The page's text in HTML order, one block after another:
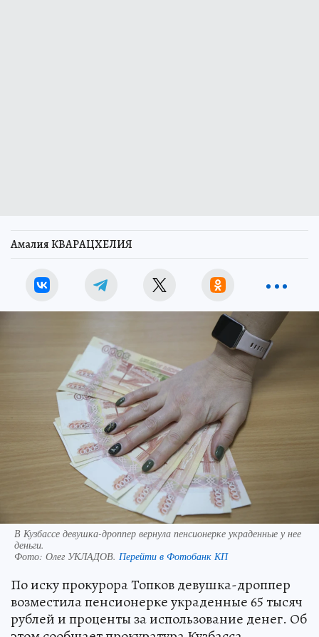
Амалия КВАРАЦХЕЛИЯ
В Кузбассе девушка-дроппер вернула пенсионерке украденные у нее
деньги.
Фото: Олег УКЛАДОВ. Перейти в Фотобанк КП
По иску прокурора Топков девушка-дроппер
возместила пенсионерке украденные 65 тысяч
рублей и проценты за использование денег. Об